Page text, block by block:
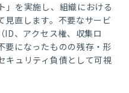
を実施し、組織における
見直します。不要なサービ
ID、アクセス権、収集ロ
要になったものの残存・形
キュリティ負債として可視